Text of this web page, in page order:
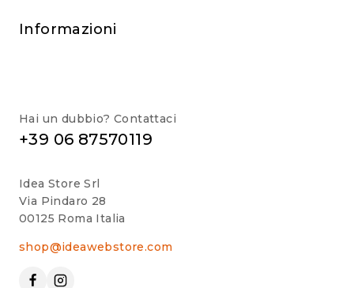
Informazioni
Hai un dubbio? Contattaci
+39 06 87570119
Idea Store Srl
Via Pindaro 28
00125 Roma Italia
shop@ideawebstore.com